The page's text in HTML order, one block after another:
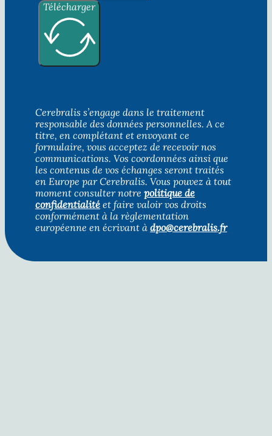
Télécharger
Cerebralis s’engage dans le traitement
responsable des données personnelles. A ce
titre, en complétant et envoyant ce
formulaire, vous acceptez de recevoir nos
communications. Vos coordonnées ainsi que
les contenus de vos échanges seront traités
en Europe par Cerebralis. Vous pouvez à tout
moment consulter notre politique de
confidentialité et faire valoir vos droits
conformément à la règlementation
européenne en écrivant à dpo@cerebralis.fr